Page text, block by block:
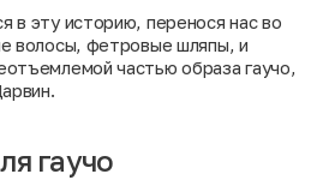
в эту историю, перенося нас во
волосы, фетровые шляпы, и
частью образа гаучо,
гаучо